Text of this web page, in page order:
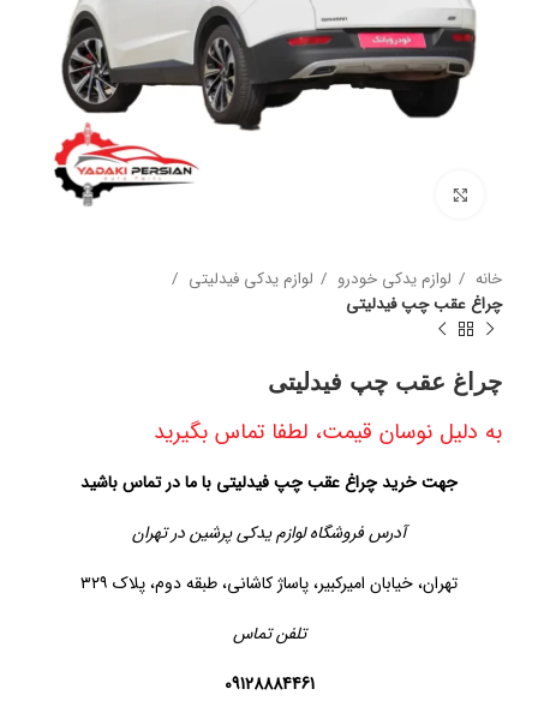
خانه لوازم یدکی خودرو
لوازم یدکی فیدلیتی
چراغ عقب چپ فیدلیتی
چراغ عقب چپ فیدلیتی
به دلیل نوسان قیمت، لطفا تماس بگیرید
جهت خرید چراغ عقب چپ فیدلیتی با ما در تماس باشید
آدرس فروشگاه لوازم یدکی پرشین در تهران
تهران، خیابان امیرکبیر، پاساژ کاشانی، طبقه دوم، پلاک ۳۲۹
تلفن تماس
09128884461